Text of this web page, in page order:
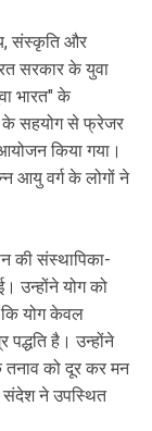
संस्कृति और
सरकार के युवा
भारत" के
के सहयोग से फ्रेजर
किया गया।
आयु वर्ग के लोगों ने
की संस्थापिका-
उन्होंने योग को
कि योग केवल
पद्धति है। उन्होंने
तनाव को दूर कर मन
संदेश ने उपस्थित